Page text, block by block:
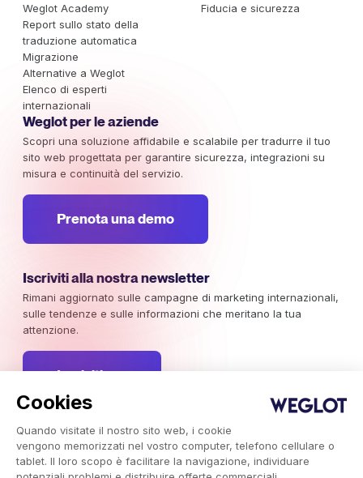
Cookies
Quando visitate il nostro sito web, i cookie
vengono memorizzati nel vostro computer, telefono cellulare o
tablet. Il loro scopo è facilitare la navigazione, individuare
Weglot Academy
Report sullo stato della
traduzione automatica
Migrazione
Alternative a Weglot
Elenco di esperti
internazionali
Fiducia e sicurezza
Weglot per le aziende
Scopri una soluzione affidabile e scalabile per tradurre il tuo
sito web progettata per garantire sicurezza, integrazioni su
misura e continuità del servizio.
Prenota una demo
Iscriviti alla nostra newsletter
Rimani aggiornato sulle campagne di marketing internazionali,
sulle tendenze e sulle informazioni che meritano la tua
attenzione.
Iscriviti ora
Weglot 2026, Traduzione come servizio.